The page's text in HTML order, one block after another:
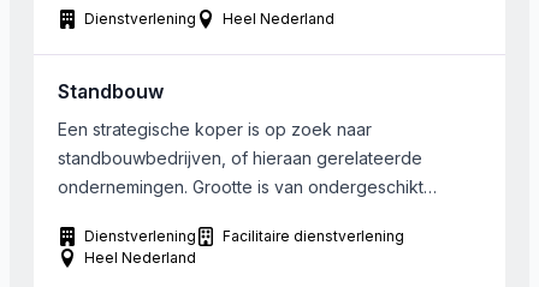
agencies en B2B-consultancies die bedrijven helpen
bij commerciële groei. • Business Services &
Consulting – bedrijven die operationele en
adviesbureaus en compliance-dienstverleners. •
Financial & Professional Services – waaronder
accountancykantoren, […]
Dienstverlening Heel Nederland
Standbouw
Een strategische koper is op zoek naar
standbouwbedrijven, of hieraan gerelateerde
ondernemingen. Grootte is van ondergeschikt
regio Noord Holland gevestigd te zijn. Wanneer een
bedrijf zelfstandig kan doordraaien mag dit ook
Dienstverlening
Facilitaire dienstverlening
Heel Nederland